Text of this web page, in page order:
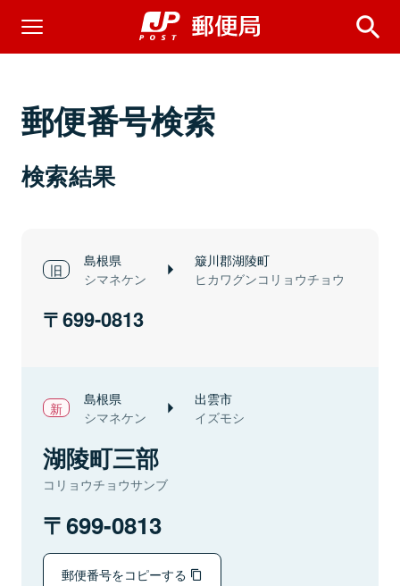
郵便番号検索
検索結果
島根県
シマネケン
簸川郡湖陵町
ヒカワグンコリョウチョウ
699-0813
島根県
シマネケン
出雲市
イズモシ
湖陵町三部
コリョウチョウサンブ
699-0813
郵便番号をコピーする